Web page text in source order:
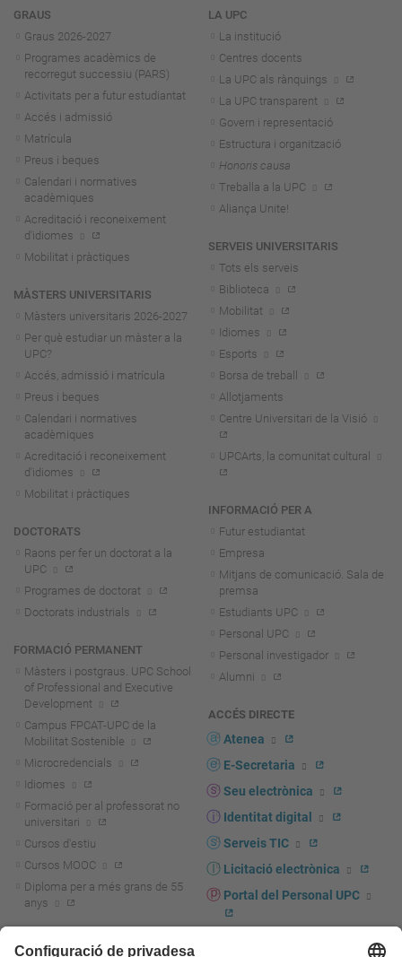
Navegació
GRAUS
Graus 2026-2027
Programes acadèmics de
recorregut successiu (PARS)
Activitats per a futur estudiantat
Accés i admissió
Matrícula
Preus i beques
Calendari i normatives
acadèmiques
Acreditació i reconeixement
d'idiomes
Mobilitat i pràctiques
MÀSTERS UNIVERSITARIS
Màsters universitaris 2026-2027
Per què estudiar un màster a la
UPC?
Accés, admissió i matrícula
Preus i beques
Calendari i normatives
acadèmiques
Acreditació i reconeixement
d'idiomes
Mobilitat i pràctiques
DOCTORATS
Raons per fer un doctorat a la
UPC
Programes de doctorat
Doctorats industrials
FORMACIÓ PERMANENT
Màsters i postgraus. UPC School
of Professional and Executive
Development
Campus FPCAT-UPC de la
Mobilitat Sostenible
Microcredencials
Idiomes
Formació per al professorat no
universitari
Cursos d'estiu
Cursos MOOC
Diploma per a més grans de 55
anys
LA UPC
La institució
Centres docents
La UPC als rànquings
La UPC transparent
Govern i representació
Estructura i organització
Honoris causa
Treballa a la UPC
Aliança Unite!
SERVEIS UNIVERSITARIS
Tots els serveis
Biblioteca
Mobilitat
Idiomes
Esports
Borsa de treball
Allotjaments
Centre Universitari de la Visió
UPCArts, la comunitat cultural
INFORMACIÓ PER A
Futur estudiantat
Empresa
Mitjans de comunicació. Sala de
premsa
Estudiants UPC
Personal UPC
Personal investigador
Alumni
ACCÉS DIRECTE
Atenea
E-Secretaria
Seu electrònica
Identitat digital
Serveis TIC
Licitació electrònica
Portal del Personal UPC